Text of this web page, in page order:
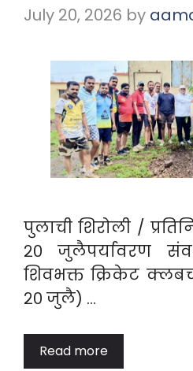
July 20, 2026 by
पुलाची शिरोली /
२० जुलैपर्यावरण
शिवभक्त क्रिकेट
२० जुलै) …
Read more